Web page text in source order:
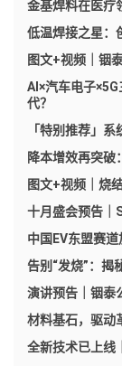
金基焊料在医疗
低温焊接之星：
图文+视频｜铟
AI×汽车电子
代？
「特别推荐」
降本增效再突破
图文+视频｜烧
十月盛会预告｜
中国EV东盟赛
告别“发烧”：揭
演讲预告｜铟泰
材料基石，驱动
全新技术已上线